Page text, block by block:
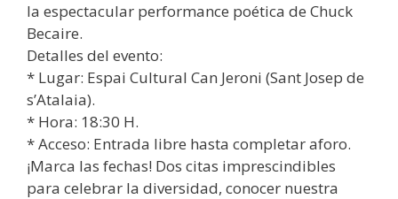
la espectacular performance poética de Chuck
Becaire.
Detalles del evento:
* Lugar: Espai Cultural Can Jeroni (Sant Josep de
s’Atalaia).
* Hora: 18:30 H.
* Acceso: Entrada libre hasta completar aforo.
¡Marca las fechas! Dos citas imprescindibles
para celebrar la diversidad, conocer nuestra